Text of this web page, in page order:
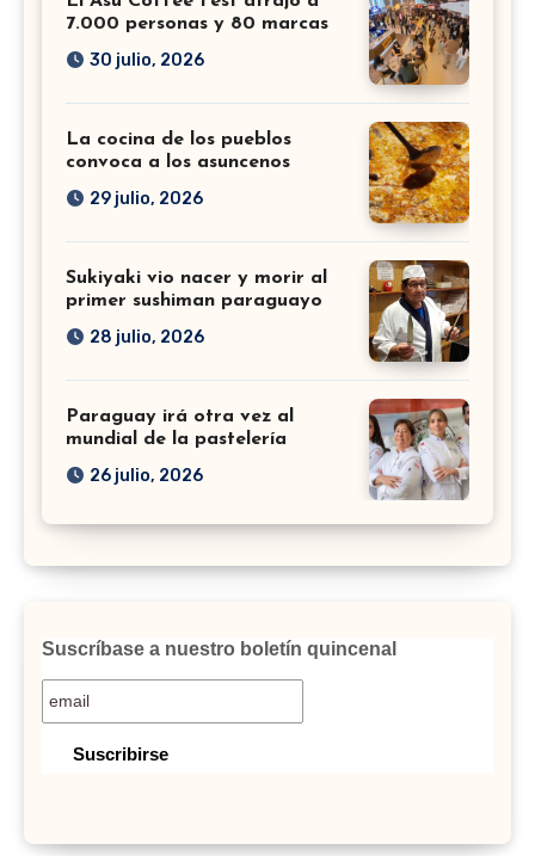
7.000 personas y 80 marcas
30 julio, 2026
La cocina de los pueblos
convoca a los asuncenos
29 julio, 2026
Sukiyaki vio nacer y morir al
primer sushiman paraguayo
28 julio, 2026
Paraguay irá otra vez al
mundial de la pastelería
26 julio, 2026
Suscríbase a nuestro boletín quincenal